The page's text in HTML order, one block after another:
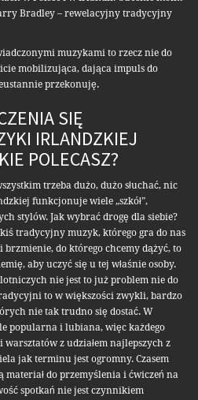
Bradley – rewelacyjny tradycyjny
muzykami to rzecz nie do
mobilizująca, dająca impuls do
przekonuję.
SIĘ
IRLANDZKIEJ
POLECASZ?
trzeba dużo, dużo słuchać, nic
funkcjonuje wiele „szkół”,
stylów. Jak wybrać drogę dla siebie?
tradycyjny muzyk, którego gra do nas
brzmienie, do którego chcemy dążyć, to
aby uczyć się u tej właśnie osoby.
nie jest to już problem nie do
to w większości zwykli, bardzo
nie tak trudno się dostać. W
popularna i lubiana, więc każdego
z udziałem najlepszych z
jak terminu jest ogromny. Czasem
materiał do przemyślenia i ćwiczeń na
spotkań nie jest czynnikiem